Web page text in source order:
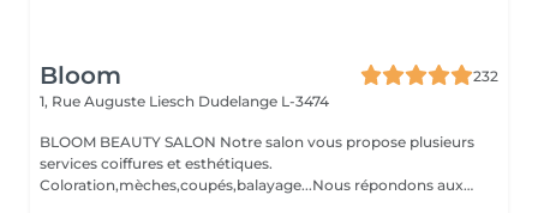
Bloom
232
1, Rue Auguste Liesch Dudelange L-3474
BLOOM BEAUTY SALON Notre salon vous propose plusieurs
services coiffures et esthétiques.
Coloration,mèches,coupés,balayage...Nous répondons aux